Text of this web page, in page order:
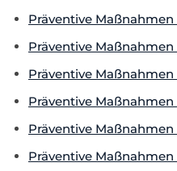
Präventive
Präventive
Präventive
Präventive Maßnahmen
Präventive
Präventive